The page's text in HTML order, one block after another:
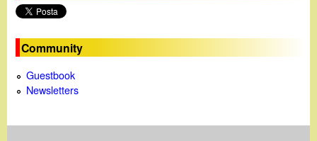
Community
Guestbook
Newsletters